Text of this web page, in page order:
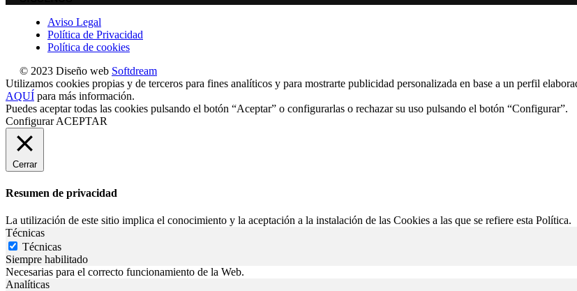
Aviso Legal
Política de Privacidad
Política de cookies
© 2023 Diseño web Softdream
Utilizamos cookies propias y de terceros para fines analíticos y para mostrarte publicidad personalizada en base a un perfil
AQUÍ para más información.
Puedes aceptar todas las cookies pulsando el botón “Aceptar” o configurarlas o rechazar su uso pulsando el botón “Configurar”.
Configurar ACEPTAR
Cerrar
Resumen de privacidad
La utilización de este sitio implica el conocimiento y la aceptación a la instalación de las Cookies a las que se refiere esta Política.
Técnicas
Técnicas
Siempre habilitado
Necesarias para el correcto funcionamiento de la Web.
Analíticas